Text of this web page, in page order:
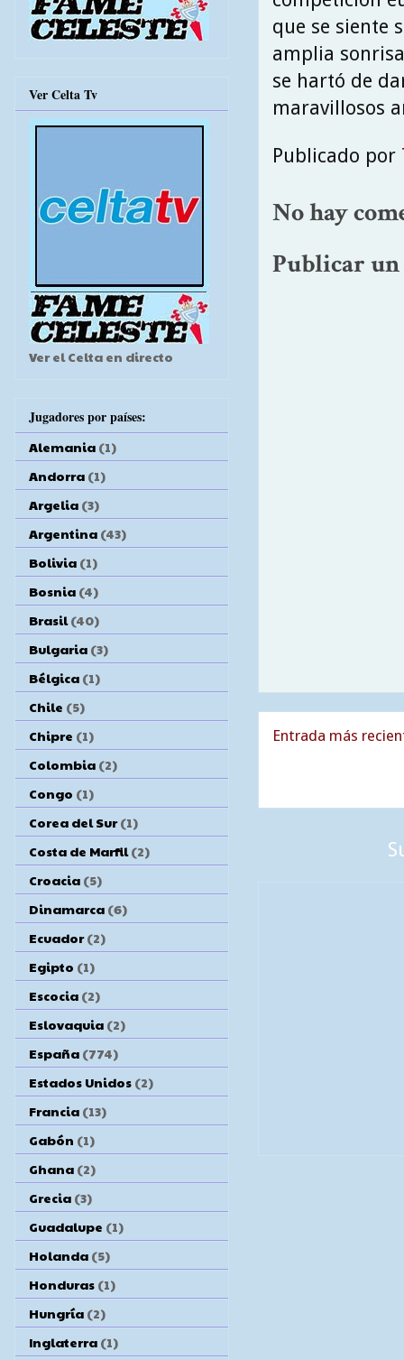
que se siente
amplia
se hartó de
maravillosos
Publicado por
No hay
Publicar
Entrada más
Ver Celta Tv
Ver el Celta en directo
Jugadores por países:
Alemania (1)
Andorra (1)
Argelia (3)
Argentina (43)
Bolivia (1)
Bosnia (4)
Brasil (40)
Bulgaria (3)
Bélgica (1)
Chile (5)
Chipre (1)
Colombia (2)
Congo (1)
Corea del Sur (1)
Costa de Marfil (2)
Croacia (5)
Dinamarca (6)
Ecuador (2)
Egipto (1)
Escocia (2)
Eslovaquia (2)
España (774)
Estados Unidos (2)
Francia (13)
Gabón (1)
Ghana (2)
Grecia (3)
Guadalupe (1)
Holanda (5)
Honduras (1)
Hungría (2)
Inglaterra (1)